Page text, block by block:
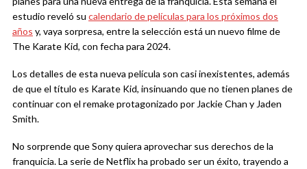
estudio reveló su calendario de películas para los próximos dos
años y, vaya sorpresa, entre la selección está un nuevo filme de
The Karate Kid, con fecha para 2024.
Los detalles de esta nueva película son casi inexistentes, además
de que el título es Karate Kid, insinuando que no tienen planes de
continuar con el remake protagonizado por Jackie Chan y Jaden
Smith.
No sorprende que Sony quiera aprovechar sus derechos de la
franquicia. La serie de Netflix ha probado ser un éxito, trayendo a